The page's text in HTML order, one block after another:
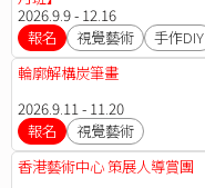
2026.9.9 - 12.16
報名
視覺藝術 手作DIY
輪廓解構炭筆畫
2026.9.11 - 11.20
報名
視覺藝術
香港藝術中心 策展人導賞團